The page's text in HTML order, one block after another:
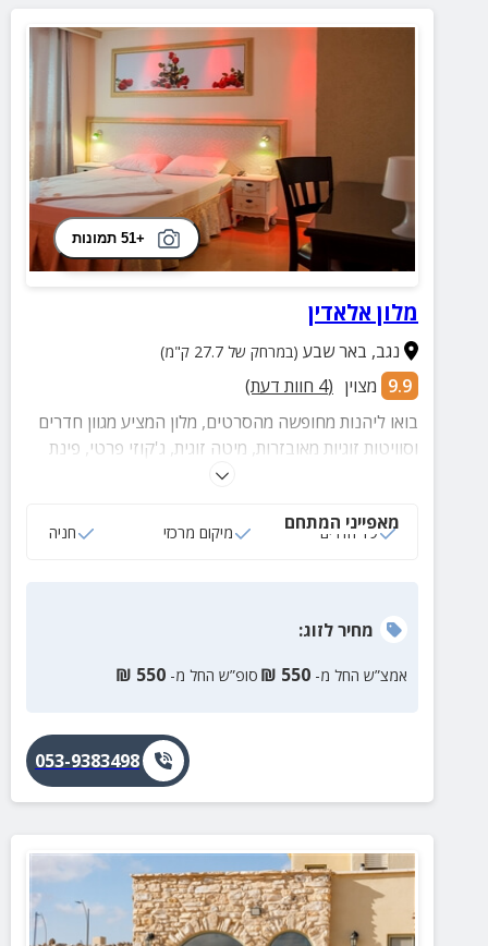
+51 תמונות
מלון אלאדין
נגב, באר שבע (במרחק של 27.7 ק"מ)
9.9 מצוין (
4 חוות דעת)
בואו ליהנות מחופשה מהסרטים, מלון המציע מגוון חדרים
וסוויטות זוגיות מאובזרות, מיטה זוגית, ג'קוזי פרטי, פינת
מאפייני המתחם
19 חדרים מיקום מרכזי חניה
מחירלזוג:
אמצ”ש החל מ- 550
₪ סופ”ש החל מ- 550
₪
053-9383498